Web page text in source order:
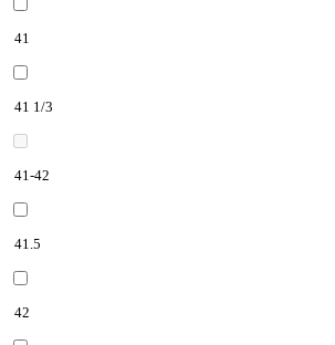
41
41 1/3
41-42
41.5
42